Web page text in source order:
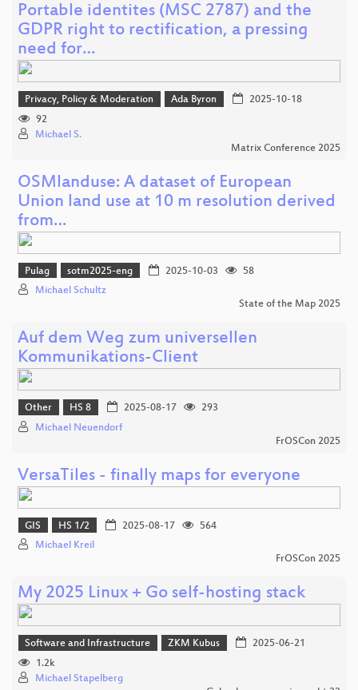
Portable identites (MSC 2787) and the
GDPR right to rectification, a pressing
need for…
Privacy, Policy & Moderation Ada Byron
2025-10-18
92
Michael S.
Matrix Conference 2025
OSMlanduse: A dataset of European
Union land use at 10 m resolution derived
from…
Pulag sotm2025-eng 2025-10-03
58
Michael Schultz
State of the Map 2025
Auf dem Weg zum universellen
Kommunikations-Client
Other HS 8 2025-08-17
293
Michael Neuendorf
FrOSCon 2025
VersaTiles - finally maps for everyone
GIS HS 1/2 2025-08-17
564
Michael Kreil
FrOSCon 2025
My 2025 Linux + Go self-hosting stack
Software and Infrastructure ZKM Kubus
2025-06-21
1.2k
Michael Stapelberg